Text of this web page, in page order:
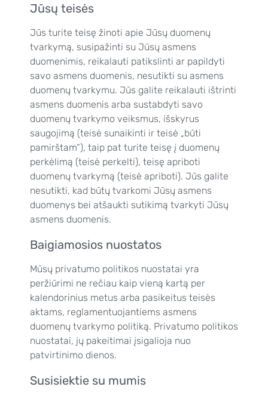
Jūsų teisės
Jūs turite teisę žinoti apie Jūsų duomenų
tvarkymą, susipažinti su Jūsų asmens
duomenimis, reikalauti patikslinti ar papildyti
savo asmens duomenis, nesutikti su asmens
duomenų tvarkymu. Jūs galite reikalauti ištrinti
asmens duomenis arba sustabdyti savo
duomenų tvarkymo veiksmus, išskyrus
saugojimą (teisė sunaikinti ir teisė „būti
pamirštam“), taip pat turite teisę į duomenų
perkėlimą (teisė perkelti), teisę apriboti
duomenų tvarkymą (teisė apriboti). Jūs galite
nesutikti, kad būtų tvarkomi Jūsų asmens
duomenys bei atšaukti sutikimą tvarkyti Jūsų
asmens duomenis.
Baigiamosios nuostatos
Mūsų privatumo politikos nuostatai yra
peržiūrimi ne rečiau kaip vieną kartą per
kalendorinius metus arba pasikeitus teisės
aktams, reglamentuojantiems asmens
duomenų tvarkymo politiką. Privatumo politikos
nuostatai, jų pakeitimai įsigalioja nuo
patvirtinimo dienos.
Susisiektie su mumis